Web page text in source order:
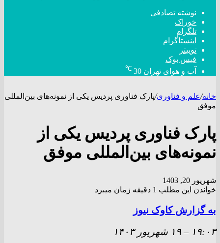
نوشته تصادفی
خوراک
تلگرام
اینستاگرام
توییتر
فیس بوک
آب و هوای تهران 30
℃
خانه/علم و فناوری/پارک فناوری پردیس یکی از نمونه‌های بین‌المللی
موفق
پارک فناوری پردیس یکی از
نمونه‌های بین‌المللی موفق
شهریور 20, 1403
خواندن این مطلب 1 دقیقه زمان میبرد
به گزارش کاوک نیوز
۱۹:۰۳ – ۱۹ شهريور ۱۴۰۳